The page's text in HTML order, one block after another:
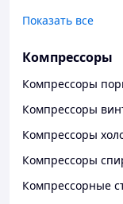
Показать все
Компрессоры
Компрессоры
Компрессоры
Компрессоры
Компрессоры
Компрессорные